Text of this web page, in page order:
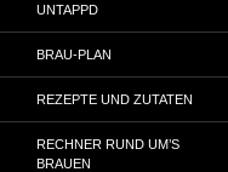
UNTAPPD
BRAU-PLAN
REZEPTE UND ZUTATEN
RECHNER RUND UM’S
BRAUEN